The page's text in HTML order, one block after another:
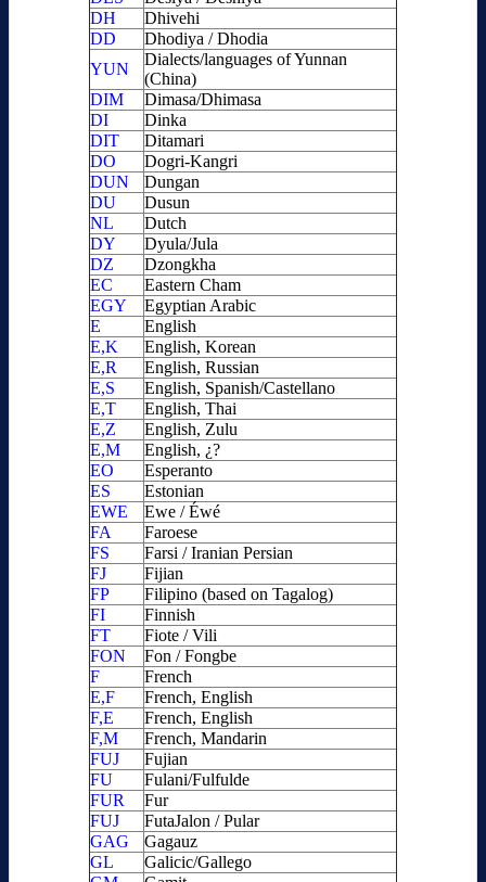
DH
Dhivehi
DD
Dhodiya / Dhodia
YUN
Dialects/languages of Yunnan
(China)
DIM
Dimasa/Dhimasa
DI
Dinka
DIT
Ditamari
DO
Dogri-Kangri
DUN
Dungan
DU
Dusun
NL
Dutch
DY
Dyula/Jula
DZ
Dzongkha
EC
Eastern Cham
EGY
Egyptian Arabic
E
English
E,K
English, Korean
E,R
English, Russian
E,S
English, Spanish/Castellano
E,T
English, Thai
E,Z
English, Zulu
E,M
English, ¿?
EO
Esperanto
ES
Estonian
EWE
Ewe / Éwé
FA
Faroese
FS
Farsi / Iranian Persian
FJ
Fijian
FP
Filipino (based on Tagalog)
FI
Finnish
FT
Fiote / Vili
FON
Fon / Fongbe
F
French
E,F
French, English
F,E
French, English
F,M
French, Mandarin
FUJ
Fujian
FU
Fulani/Fulfulde
FUR
Fur
FUJ
FutaJalon / Pular
GAG
Gagauz
GL
Galicic/Gallego